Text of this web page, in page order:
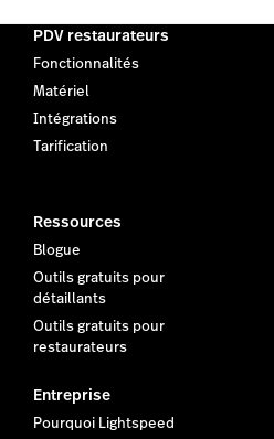
PDV restaurateurs
Fonctionnalités
Matériel
Intégrations
Tarification
Ressources
Blogue
Outils gratuits pour
détaillants
Outils gratuits pour
restaurateurs
Entreprise
Pourquoi Lightspeed